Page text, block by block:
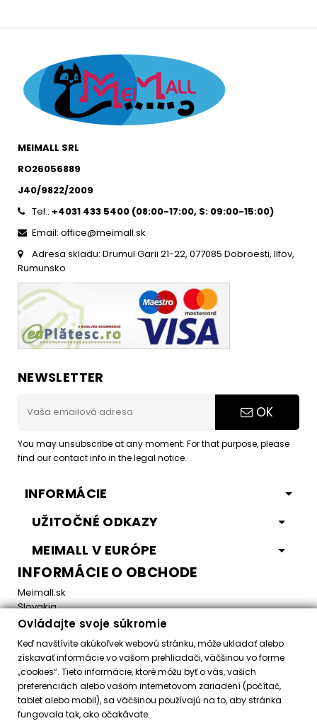
MEIMALL SRL
RO26056889
J40/9822/2009
Tel.: +4031 433 5400 (08:00-17:00, S: 09:00-15:00)
Email: office@meimall.sk
Adresa skladu: Drumul Garii 21-22, 077085 Dobroesti, Ilfov,
Rumunsko
NEWSLETTER
OK
You may unsubscribe at any moment. For that purpose, please
find our contact info in the legal notice.
INFORMÁCIE
UŽITOČNÉ ODKAZY
MEIMALL V EURÓPE
INFORMÁCIE O OBCHODE
Meimall.sk
Slovakia
Email:office@meimall.sk
Control your Privacy
Ovládajte svoje súkromie
Keď navštívite akúkoľvek webovú stránku, môže ukladať alebo
získavať informácie vo vašom prehliadači, väčšinou vo forme
„cookies“. Tieto informácie, ktoré môžu byť o vás, vašich
preferenciách alebo vašom internetovom zariadení (počítač,
tablet alebo mobil), sa väčšinou používajú na to, aby stránka
fungovala tak, ako očakávate.